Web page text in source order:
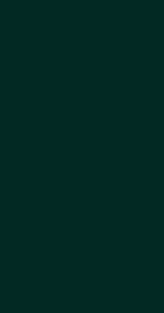
nom de famille, il serait
comme Geneanet ou
de famille en France et
de variantes ou
d'orthographe d'un autre
de ce prénom, cela
ou qui ont une sonorité
de proposer des